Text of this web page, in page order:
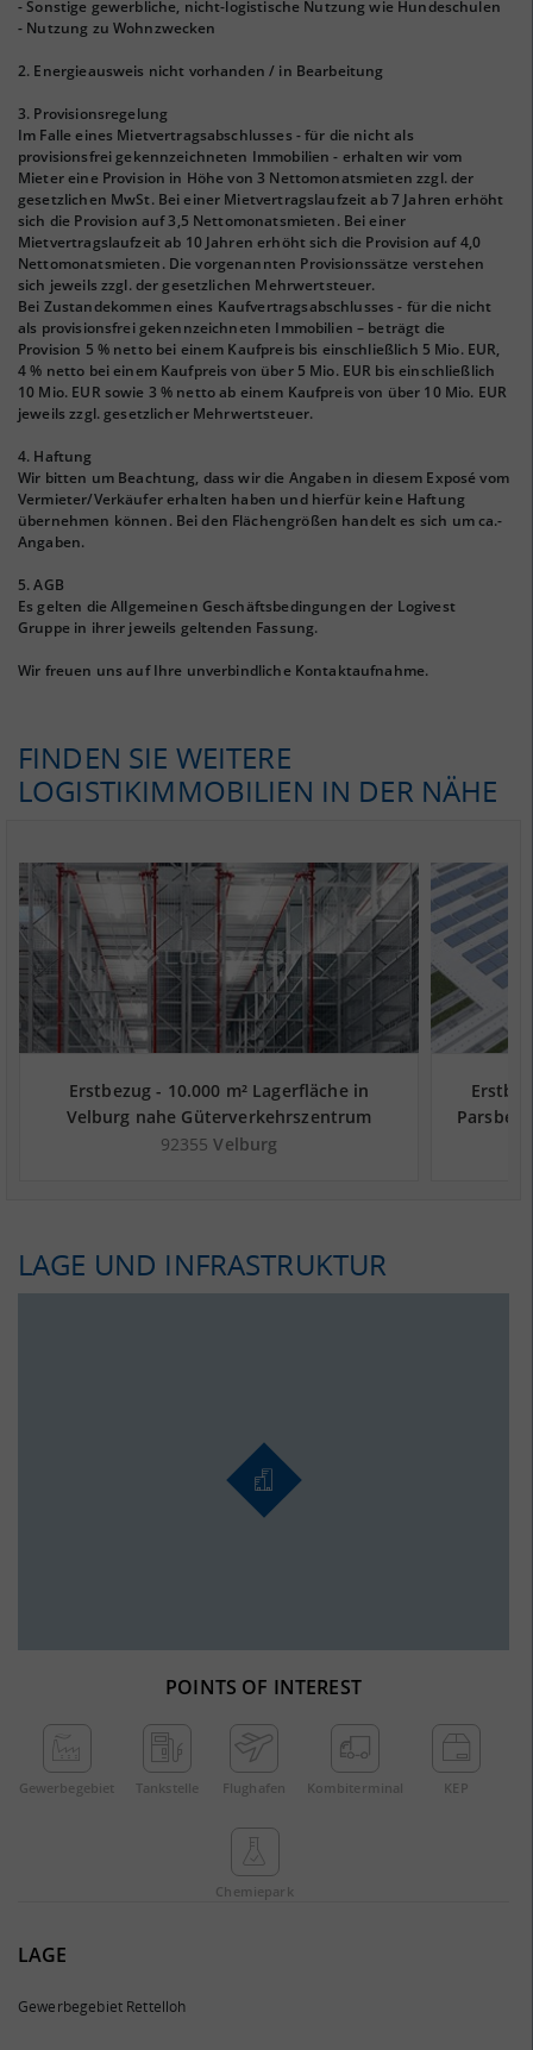
- Sonstige gewerbliche, nicht-logistische Nutzung wie Hundeschulen
- Nutzung zu Wohnzwecken
2. Energieausweis nicht vorhanden / in Bearbeitung
3. Provisionsregelung
Im Falle eines Mietvertragsabschlusses - für die nicht als
provisionsfrei gekennzeichneten Immobilien - erhalten wir vom
Mieter eine Provision in Höhe von 3 Nettomonatsmieten zzgl. der
gesetzlichen MwSt. Bei einer Mietvertragslaufzeit ab 7 Jahren erhöht
sich die Provision auf 3,5 Nettomonatsmieten. Bei einer
Mietvertragslaufzeit ab 10 Jahren erhöht sich die Provision auf 4,0
Nettomonatsmieten. Die vorgenannten Provisionssätze verstehen
sich jeweils zzgl. der gesetzlichen Mehrwertsteuer.
Bei Zustandekommen eines Kaufvertragsabschlusses - für die nicht
als provisionsfrei gekennzeichneten Immobilien – beträgt die
Provision 5 % netto bei einem Kaufpreis bis einschließlich 5 Mio. EUR,
4 % netto bei einem Kaufpreis von über 5 Mio. EUR bis einschließlich
10 Mio. EUR sowie 3 % netto ab einem Kaufpreis von über 10 Mio. EUR
jeweils zzgl. gesetzlicher Mehrwertsteuer.
4. Haftung
Wir bitten um Beachtung, dass wir die Angaben in diesem Exposé vom
Vermieter/Verkäufer erhalten haben und hierfür keine Haftung
übernehmen können. Bei den Flächengrößen handelt es sich um ca.-
Angaben.
5. AGB
Es gelten die Allgemeinen Geschäftsbedingungen der Logivest
Gruppe in ihrer jeweils geltenden Fassung.
Wir freuen uns auf Ihre unverbindliche Kontaktaufnahme.
FINDEN SIE WEITERE
LOGISTIKIMMOBILIEN IN DER NÄHE
Erstbezug - 10.000 m² Lagerfläche in
Velburg nahe Güterverkehrszentrum
Bayernhafen Roth - Landkreis Neumarkt
92355Velburg
LAGE UND INFRASTRUKTUR
POINTS OF INTEREST
Gewerbe­gebiet Tankstelle Flughafen Kombi­terminal KEP
Chemie­park
LAGE
Gewerbegebiet Rettelloh